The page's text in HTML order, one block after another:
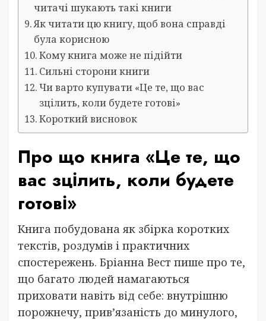
читачі шукають такі книги
Як читати цю книгу, щоб вона справді
була корисною
Кому книга може не підійти
Сильні сторони книги
Чи варто купувати «Це те, що вас
зцілить, коли будете готові»
Короткий висновок
Про що книга «Це те, що
вас зцілить, коли будете
готові»
Книга побудована як збірка коротких
текстів, роздумів і практичних
спостережень. Бріанна Вест пише про те,
що багато людей намагаються
приховати навіть від себе: внутрішню
порожнечу, прив’язаність до минулого,